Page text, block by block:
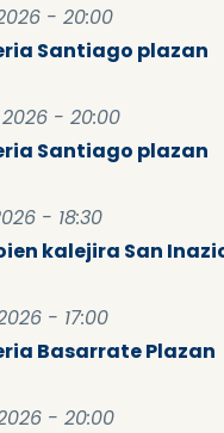
- 20:00
Santiago plazan
- 20:00
Santiago plazan
- 18:30
kalejira San
- 17:00
Basarrate Plazan
- 20:00